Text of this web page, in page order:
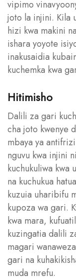
vipimo
joto la injini. Kila
hizi kwa makini
ishara yoyote
inakusaidia
kuchemka kwa
Hitimisho
Dalili za gari
cha joto kwenye
mbaya ya
nguvu kwa injini
kuchukuliwa kwa
na kuchukua
kuzuia uharibifu
kupoza wa gari.
kwa mara,
kuzingatia dalili
magari
gari na
muda mrefu.